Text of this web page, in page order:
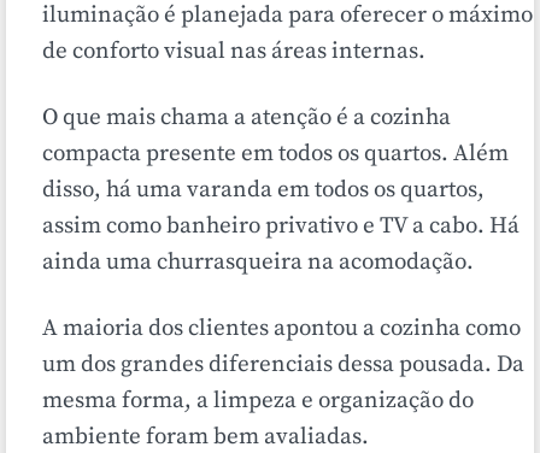
iluminação é planejada para oferecer o máximo
de conforto visual nas áreas internas.
O que mais chama a atenção é a cozinha
compacta presente em todos os quartos. Além
disso, há uma varanda em todos os quartos,
assim como banheiro privativo e TV a cabo. Há
ainda uma churrasqueira na acomodação.
A maioria dos clientes apontou a cozinha como
um dos grandes diferenciais dessa pousada. Da
mesma forma, a limpeza e organização do
ambiente foram bem avaliadas.